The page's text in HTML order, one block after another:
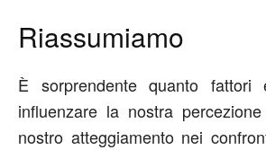
Riassumiamo
È sorprendente quanto fattori
influenzare la nostra
nostro atteggiamento nei